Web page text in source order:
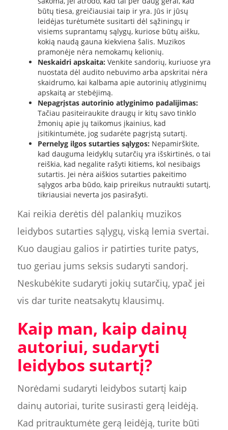
būtų tiesa, greičiausiai taip ir yra. Jūs ir jūsų
leidėjas turėtumėte susitarti dėl sąžiningų ir
visiems suprantamų sąlygų, kuriose būtų aišku,
kokią naudą gauna kiekviena šalis. Muzikos
pramonėje nėra nemokamų kelionių.
Neskaidri apskaita: Venkite sandorių, kuriuose yra
nuostata dėl audito nebuvimo arba apskritai nėra
skaidrumo, kai kalbama apie autorinių atlyginimų
apskaitą ar stebėjimą.
Nepagrįstas autorinio atlyginimo padalijimas:
Tačiau pasiteiraukite draugų ir kitų savo tinklo
žmonių apie jų taikomus įkainius, kad
įsitikintumėte, jog sudarėte pagrįstą sutartį.
Pernelyg ilgos sutarties sąlygos: Nepamirškite,
kad dauguma leidyklų sutarčių yra išskirtinės, o tai
reiškia, kad negalite rašyti kitiems, kol nesibaigs
sutartis. Jei nėra aiškios sutarties pakeitimo
sąlygos arba būdo, kaip prireikus nutraukti sutartį,
tikriausiai neverta jos pasirašyti.
Kai reikia derėtis dėl palankių muzikos
leidybos sutarties sąlygų, viską lemia svertai.
Kuo daugiau galios ir patirties turite patys,
tuo geriau jums seksis sudaryti sandorį.
Neskubėkite sudaryti jokių sutarčių, ypač jei
vis dar turite neatsakytų klausimų.
Kaip man, kaip dainų
autoriui, sudaryti
leidybos sutartį?
Norėdami sudaryti leidybos sutartį kaip
dainų autoriai, turite susirasti gerą leidėją.
Kad pritrauktumėte gerą leidėją, turite būti